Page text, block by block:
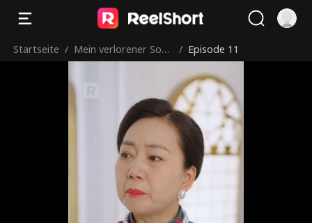
Startseite / Mein verlorener Sohn
/ Episode 11